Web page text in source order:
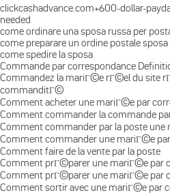
clickcashadvance.com+600-dollar-
needed
come ordinare una sposa russa per
come preparare un ordine postale
come spedire la sposa
Commande par correspondance
Commandez la mariГ©e rГ©el du site
commanditГ©
Comment acheter une mariГ©e par
Comment commander la commande
Comment commander par la poste
Comment commander une mariГ©e
Comment faire de la vente par la poste
Comment prГ©parer une mariГ©e par
Comment prГ©parer une mariГ©e par
Comment sortir avec une mariГ©e par